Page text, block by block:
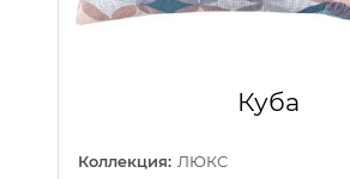
Куба
Коллекция: ЛЮКС